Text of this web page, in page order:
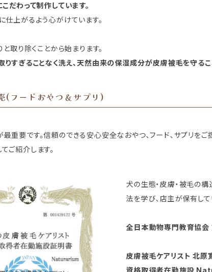
だわって制作しています。
仕上がるよう心がけています。
取り除くことから始まります。
すぎることなく洗え、天然由来の保湿成分が皮膚被毛を守るこ
(フードおやつ＆サプリ)
要です。信頼のできる安心安全なおやつ、フード、サプリをご
ご紹介します。
犬の生態・皮膚・被毛の
法を学び、店主が保有して
全日本動物専門教育協
皮膚被毛ケアリスト 北原
資格取得者在勤施設